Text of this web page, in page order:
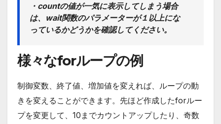
・countの値が一気に表示してしまう場合
は、wait関数のパラメーターが１以上にな
っているかどうかを確認してください。
様々なforループの例
制御変数、終了値、増加値を変えれば、ループの動
きを変えることができます。先ほど作成したforルー
プを変更して、10までカウントアップしたり、奇数